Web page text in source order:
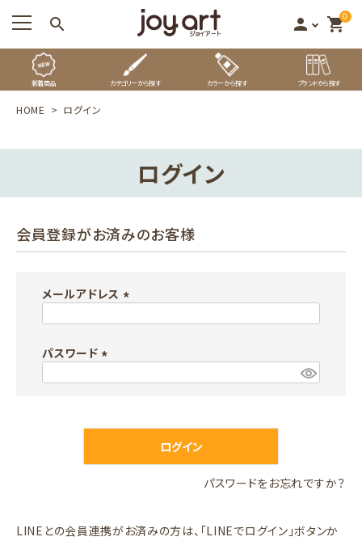
search person 0
shopping_cart
新着商品 カテゴリーから探す カラーから探す ブランドから探す
HOME ログイン
ログイン
会員登録がお済みのお客様
メールアドレス
パスワード
)
ログイン
パスワードをお忘れですか？
LINEとの会員連携がお済みの方は、「LINEでログイン」ボタンか